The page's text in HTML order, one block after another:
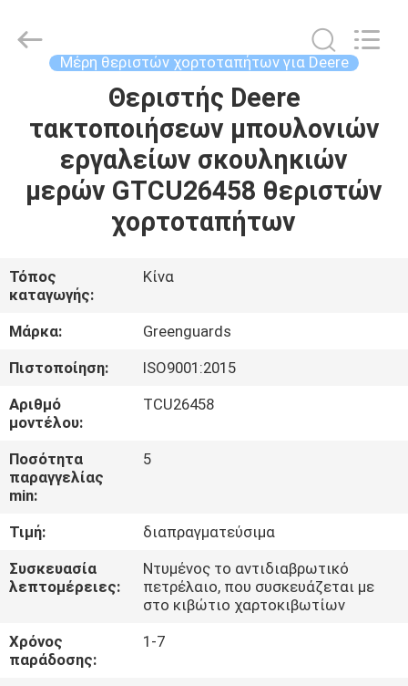
ΠΡΟΪΌΝΤΑ
ΠΕΡΊΠΟΥ
ΓΎΡΟΣ
ΕΡΓΟΣΤΑΣΊΩΝ
ΠΟΙΟΤΙΚΌΣ
ΈΛΕΓΧΟΣ
ΜΑΣ
ΣΕ
ΕΠΑΦΉ
ΕΙΔΉΣΕΙΣ
Trading
Μέρη θεριστών χορτοταπήτων για Deere
Θεριστής Deere
τακτοποιήσεων μπουλονιών
εργαλείων σκουληκιών
μερών GTCU26458 θεριστών
χορτοταπήτων
Τόπος
καταγωγής:
Κίνα
Μάρκα:
Greenguards
Πιστοποίηση:
ISO9001:2015
Αριθμό
μοντέλου:
TCU26458
Ποσότητα
παραγγελίας
min:
5
Τιμή:
διαπραγματεύσιμα
Συσκευασία
λεπτομέρειες:
Ντυμένος το αντιδιαβρωτικό
πετρέλαιο, που συσκευάζεται με
στο κιβώτιο χαρτοκιβωτίων
Χρόνος
παράδοσης:
1-7